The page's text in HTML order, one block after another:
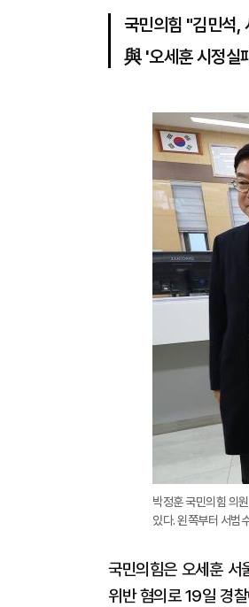
국민의힘 "김민석,
與 '오세훈 시정실
박정훈 국민의힘 의
있다. 왼쪽부터 서범
국민의힘은 오세훈 서
위반 혐의로 19일 경